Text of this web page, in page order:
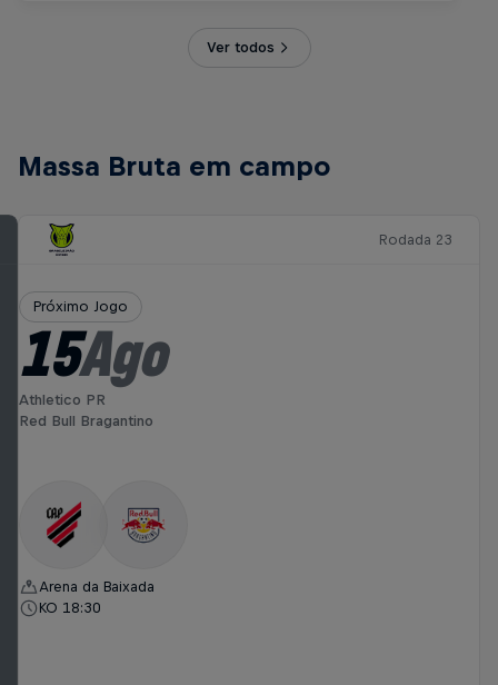
Ver todos
Massa Bruta em campo
Rodada 23
Próximo Jogo
15Ago
Athletico PR
Red Bull Bragantino
Arena da Baixada
KO 18:30